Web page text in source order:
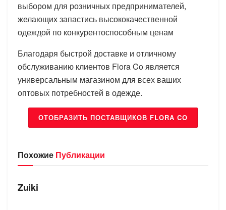
выбором для розничных предпринимателей,
желающих запастись высококачественной
одеждой по конкурентоспособным ценам
Благодаря быстрой доставке и отличному
обслуживанию клиентов Flora Co является
универсальным магазином для всех ваших
оптовых потребностей в одежде.
ОТОБРАЗИТЬ ПОСТАВЩИКОВ FLORA CO
Похожие Публикации
БРЕНДЫ
Zuiki